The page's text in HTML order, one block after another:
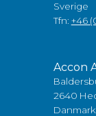
Sverige
Tfn: +46
Accon
2640
Danmark